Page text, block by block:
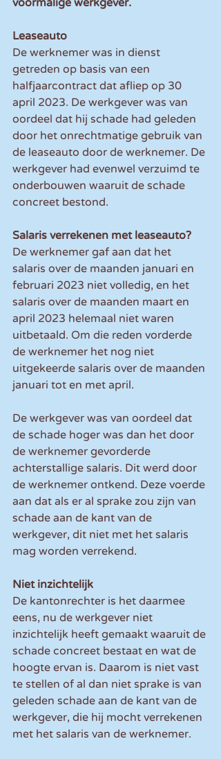
voormalige werkgever.
Leaseauto
De werknemer was in dienst
getreden op basis van een
halfjaarcontract dat afliep op 30
april 2023. De werkgever was van
oordeel dat hij schade had geleden
door het onrechtmatige gebruik van
de leaseauto door de werknemer. De
werkgever had evenwel verzuimd te
onderbouwen waaruit de schade
concreet bestond.
Salaris verrekenen met leaseauto?
De werknemer gaf aan dat het
salaris over de maanden januari en
februari 2023 niet volledig, en het
salaris over de maanden maart en
april 2023 helemaal niet waren
uitbetaald. Om die reden vorderde
de werknemer het nog niet
uitgekeerde salaris over de maanden
januari tot en met april.
De werkgever was van oordeel dat
de schade hoger was dan het door
de werknemer gevorderde
achterstallige salaris. Dit werd door
de werknemer ontkend. Deze voerde
aan dat als er al sprake zou zijn van
schade aan de kant van de
werkgever, dit niet met het salaris
mag worden verrekend.
Niet inzichtelijk
De kantonrechter is het daarmee
eens, nu de werkgever niet
inzichtelijk heeft gemaakt waaruit de
schade concreet bestaat en wat de
hoogte ervan is. Daarom is niet vast
te stellen of al dan niet sprake is van
geleden schade aan de kant van de
werkgever, die hij mocht verrekenen
met het salaris van de werknemer.